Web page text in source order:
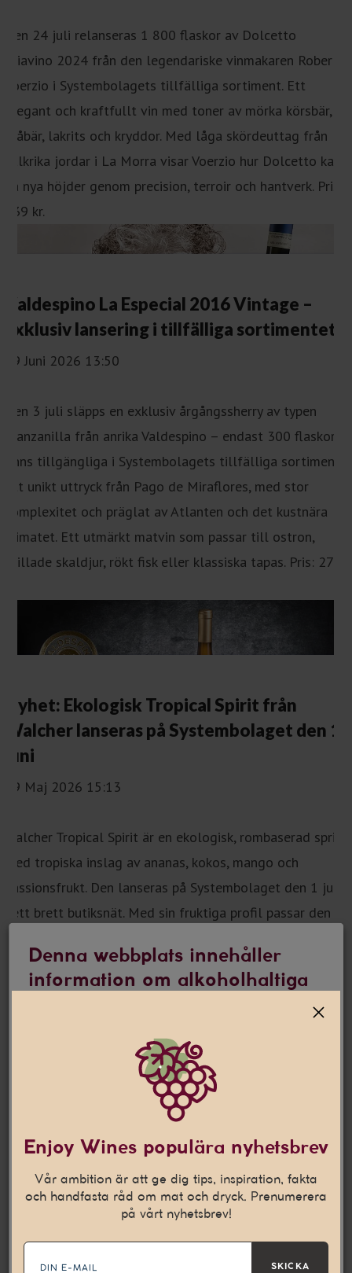
Enjoy Wines populära nyhetsbrev
Vår ambition är att ge dig tips, inspiration, fakta
och handfasta råd om mat och dryck. Prenumerera
på vårt nyhetsbrev!
E-
mail SKICKA
Denna webbplats innehåller
information om alkoholhaltiga
Jag är 25 år eller äldre
Denna webbplats använder
Den här webbplatsen använder cookies som hjälper oss att
anpassa vårt innehåll och ge dig en bättre
internetupplevelse. Vi använder även denna teknik till att
samla in statistik och för att kunna leverera personliga
annonser på andra webbplatser till dig.Läs mer